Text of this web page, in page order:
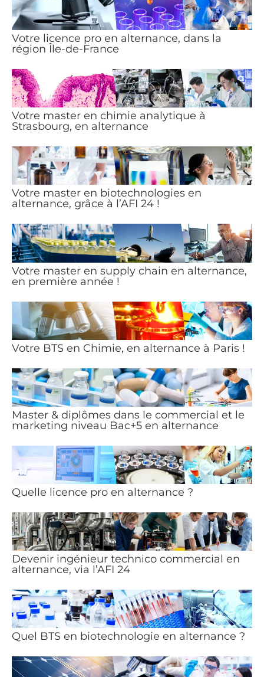
Votre licence pro en alternance, dans la
région Île-de-France
Votre master en chimie analytique à
Strasbourg, en alternance
Votre master en biotechnologies en
alternance, grâce à l’AFI 24 !
Votre master en supply chain en alternance,
en première année !
Votre BTS en Chimie, en alternance à Paris !
Master & diplômes dans le commercial et le
marketing niveau Bac+5 en alternance
Quelle licence pro en alternance ?
Devenir ingénieur technico commercial en
alternance, via l’AFI 24
Quel BTS en biotechnologie en alternance ?